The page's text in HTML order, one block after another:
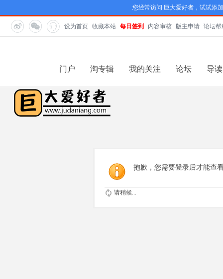
您经常访问 巨大爱好者，试试添
设为首页 收藏本站 每日签到 内容审核 版主申请 论坛帮
门户 淘专辑 我的关注 论坛 导读
抱歉，您需要登录后才能查
请稍候...